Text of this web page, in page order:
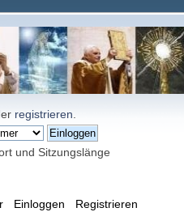
registrieren
und Sitzungslänge
Einloggen Registrieren